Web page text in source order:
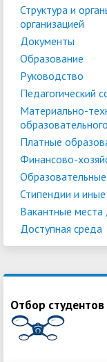
Структура и
организацией
Документы
Образование
Руководство
Педагогический
Материально-
Платные
Финансово-
Стипендии и
Вакантные места
Доступная среда
Отбор